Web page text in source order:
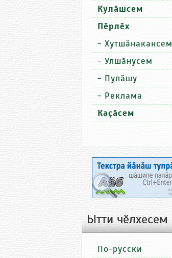
Кулӑшсем
Пӗрлӗх
- Хутшӑнакансем
- Улшӑнусем
- Пулӑшу
- Реклама
Каҫӑсем
Ытти чӗлхесем
По-русски